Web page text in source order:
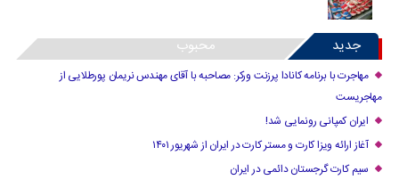
جدید محبوب
مهاجرت با برنامه کانادا پرزنت ورکر: مصاحبه با آقای مهندس نریمان پورطلایی از
مهاجریست
ایران کمپانی رونمایی شد!
آغاز ارائه ویزا کارت و مستر کارت در ایران از شهریور ۱۴۰۱
سیم کارت گرجستان دائمی در ایران